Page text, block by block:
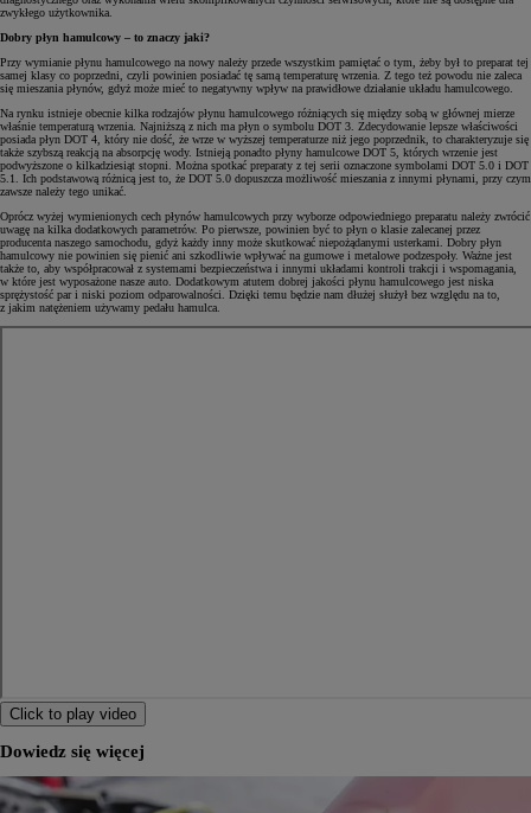
zwykłego użytkownika.
Dobry płyn hamulcowy – to znaczy jaki?
Przy wymianie płynu hamulcowego na nowy należy przede wszystkim pamiętać o tym, żeby był to preparat tej
samej klasy co poprzedni, czyli powinien posiadać tę samą temperaturę wrzenia. Z tego też powodu nie zaleca
się mieszania płynów, gdyż może mieć to negatywny wpływ na prawidłowe działanie układu hamulcowego.
Na rynku istnieje obecnie kilka rodzajów płynu hamulcowego różniących się między sobą w głównej mierze
właśnie temperaturą wrzenia. Najniższą z nich ma płyn o symbolu DOT 3. Zdecydowanie lepsze właściwości
posiada płyn DOT 4, który nie dość, że wrze w wyższej temperaturze niż jego poprzednik, to charakteryzuje się
także szybszą reakcją na absorpcję wody. Istnieją ponadto płyny hamulcowe DOT 5, których wrzenie jest
podwyższone o kilkadziesiąt stopni. Można spotkać preparaty z tej serii oznaczone symbolami DOT 5.0 i DOT
5.1. Ich podstawową różnicą jest to, że DOT 5.0 dopuszcza możliwość mieszania z innymi płynami, przy czym
zawsze należy tego unikać.
Oprócz wyżej wymienionych cech płynów hamulcowych przy wyborze odpowiedniego preparatu należy zwrócić
uwagę na kilka dodatkowych parametrów. Po pierwsze, powinien być to płyn o klasie zalecanej przez
producenta naszego samochodu, gdyż każdy inny może skutkować niepożądanymi usterkami. Dobry płyn
hamulcowy nie powinien się pienić ani szkodliwie wpływać na gumowe i metalowe podzespoły. Ważne jest
także to, aby współpracował z systemami bezpieczeństwa i innymi układami kontroli trakcji i wspomagania,
w które jest wyposażone nasze auto. Dodatkowym atutem dobrej jakości płynu hamulcowego jest niska
sprężystość par i niski poziom odparowalności. Dzięki temu będzie nam dłużej służył bez względu na to,
z jakim natężeniem używamy pedału hamulca.
Click to play video
Dowiedz się więcej